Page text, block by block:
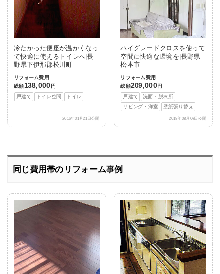
冷たかった便座が温かくなっ
て快適に使えるトイレへ|長
野県下伊那郡松川町
リフォーム費用
総額138,000 円
戸建て
トイレ空間 トイレ
2016年01月21日公開
ハイグレードクロスを使って
空間に快適な環境を|長野県
松本市
リフォーム費用
総額209,000円
戸建て
洗面・脱衣所
リビング・洋室
壁紙張り替え
2018年08月06日公開
同じ費用帯のリフォーム事例